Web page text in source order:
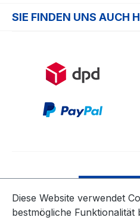
SIE FINDEN UNS AUCH
Diese Website verwendet
bestmögliche Funktionalität